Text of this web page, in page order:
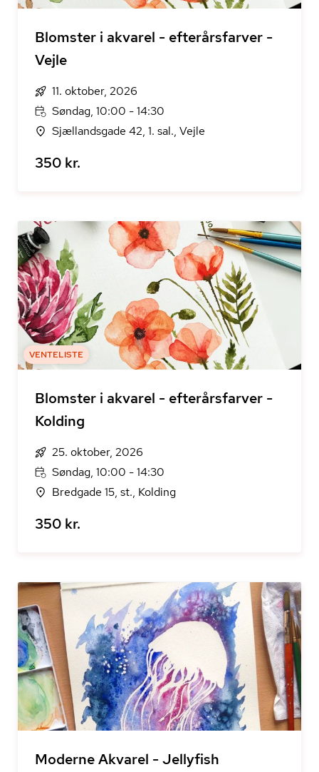
Blomster i akvarel - efterårsfarver -
Vejle
11. oktober, 2026
Søndag, 10:00 - 14:30
Sjællandsgade 42, 1. sal., Vejle
350 kr.
VENTELISTE
Blomster i akvarel - efterårsfarver -
Kolding
25. oktober, 2026
Søndag, 10:00 - 14:30
Bredgade 15, st., Kolding
350 kr.
Moderne Akvarel - Jellyfish